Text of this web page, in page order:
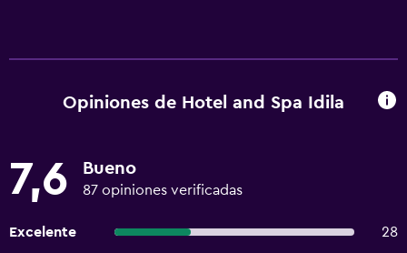
Opiniones de Hotel and Spa Idila
7,6 Bueno
87 opiniones verificadas
Excelente
28